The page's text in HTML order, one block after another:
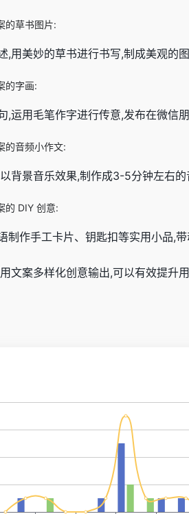
的草书图片:
,用美妙的草书进行书写,制成美观的图
的字画:
,运用毛笔作字进行传意,发布在微信朋
的音频小作文:
背景音乐效果,制作成3-5分钟左右的
的 DIY 创意:
制作手工卡片、钥匙扣等实用小品,带
文案多样化创意输出,可以有效提升